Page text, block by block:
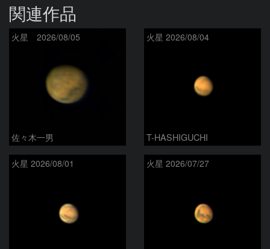
関連作品
火星 2026/08/05
佐々木一男
火星 2026/08/04
T-HASHIGUCHI
火星 2026/08/01 火星 2026/07/27